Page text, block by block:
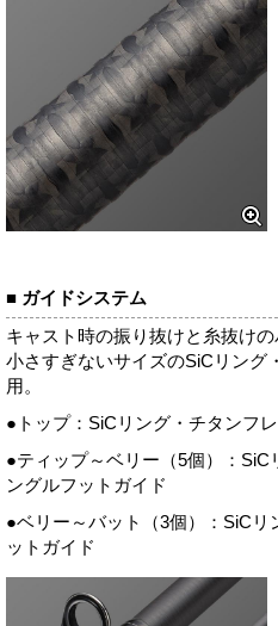
■ ガイドシステム
キャスト時の振り抜けと糸抜け
小さすぎないサイズのSiCリング
用。
●トップ：SiCリング・チタンフ
●ティップ～ベリー（5個）：
ングルフットガイド
●ベリー～バット（3個）：SiCリ
ットガイド